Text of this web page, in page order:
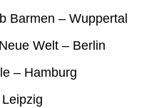
Barmen – Wuppertal
Welt – Berlin
– Hamburg